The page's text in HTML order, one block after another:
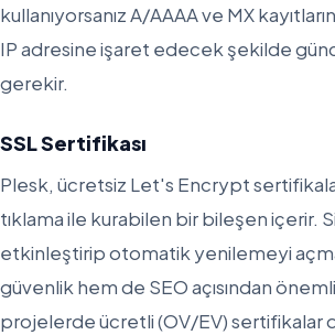
kullanıyorsanız A/AAAA ve MX
IP adresine işaret edecek şekilde
gerekir.
SSL Sertifikası
Plesk, ücretsiz Let's Encrypt
tıklama ile kurabilen bir bileşen içerir.
etkinleştirip otomatik yenilemeyi
güvenlik hem de SEO açısından
projelerde ücretli (OV/EV) sertifikalar